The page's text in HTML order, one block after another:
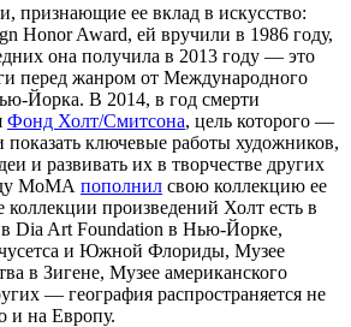
признающие ее вклад в искусство:
Honor Award, ей вручили в 1986 году,
она получила в 2013 году — это
перед жанром от Международного
Йорка. В 2014, в год смерти
Фонд Холт/Смитсона, цель которого —
показать ключевые работы художников,
и развивать их в творчестве других
MoMА пополнил свою коллекцию ее
произведений Холт есть в
Dia Art Foundation в Нью-Йорке,
и Южной Флориды, Музее
в Зигене, Музее американского
— география распространяется не
и на Европу.